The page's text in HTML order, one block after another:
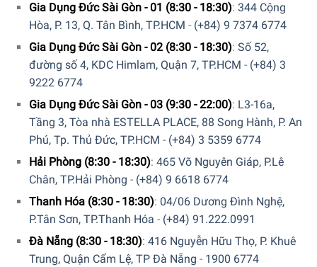
EU.
Ngoài ra quý khách còn có thể tham khảo thêm các sản
phẩm Bộ cốc khác đang được bán tại các showroom của
Gia dụng Đức Sài Gòn trên toàn quốc và website của
chúng tôi.
5/5 - (1 bình chọn)
Gia Dụng Đức Sài Gòn - 01 (8:30 - 18:30): 344 Cộng
Hòa, P. 13, Q. Tân Bình, TP.HCM - (+84) 9 7374 6774
Gia Dụng Đức Sài Gòn - 02 (8:30 - 18:30): Số 52,
đường số 4, KDC Himlam, Quận 7, TP.HCM - (+84) 3
9222 6774
Gia Dụng Đức Sài Gòn - 03 (9:30 - 22:00): L3-16a,
Tầng 3, Tòa nhà ESTELLA PLACE, 88 Song Hành, P. An
Phú, Tp. Thủ Đức, TP.HCM - (+84) 3 5359 6774
Hải Phòng (8:30 - 18:30): 465 Võ Nguyên Giáp, P.Lê
Chân, TP.Hải Phòng - (+84) 9 6618 6774
Thanh Hóa (8:30 - 18:30): 04/06 Dương Đình Nghệ,
P.Tân Sơn, TP.Thanh Hóa - (+84) 91.222.0991
Đà Nẵng (8:30 - 18:30): 416 Nguyễn Hữu Thọ, P. Khuê
Trung, Quận Cẩm Lệ, TP Đà Nẵng - 1900 6774